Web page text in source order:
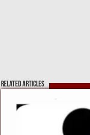
Related Articles